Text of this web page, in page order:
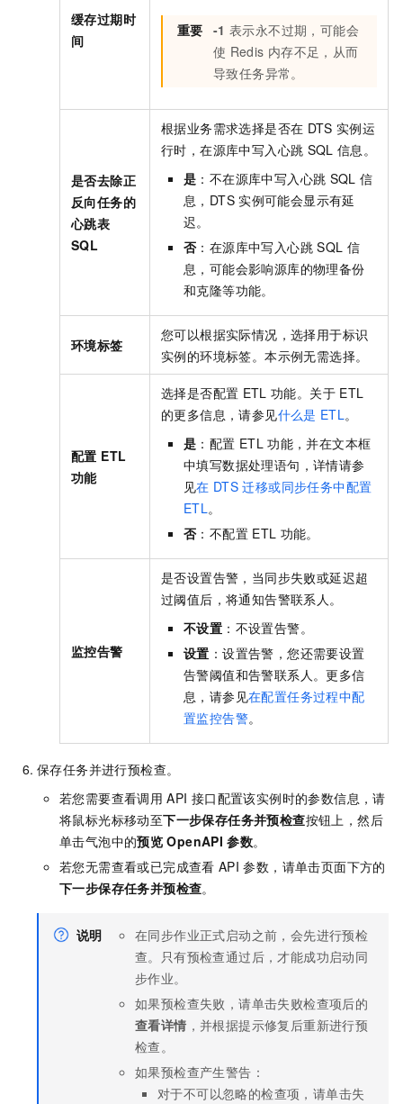
缓存过期时
间
重要 -1 表示永不过期，可能会
使 Redis 内存不足，从而
导致任务异常。
是否去除正
反向任务的
心跳表
SQL
根据业务需求选择是否在 DTS 实例运
行时，在源库中写入心跳 SQL 信息。
是 ：不在源库中写入心跳 SQL 信
息，DTS 实例可能会显示有延
迟。
否：在源库中写入心跳 SQL 信
息，可能会影响源库的物理备份
和克隆等功能。
环境标签
您可以根据实际情况，选择用于标识
实例的环境标签。本示例无需选择。
配置 ETL
功能
选择是否配置 ETL 功能。关于 ETL
的更多信息，请参见什么是 ETL。
是 ：配置 ETL 功能，并在文本框
中填写数据处理语句，详情请参
见在 DTS 迁移或同步任务中配置
ETL。
否：不配置 ETL 功能。
监控告警
是否设置告警，当同步失败或延迟超
过阈值后，将通知告警联系人。
不设置 ：不设置告警。
设置 ：设置告警，您还需要设置
告警阈值和告警联系人 。更多信
息，请参见在配置任务过程中配
置监控告警。
保存任务并进行预检查。
若您需要查看调用 API 接口配置该实例时的参数信息，请
将鼠标光标移动至下一步保存任务并预检查按钮上，然后
单击气泡中的预览 OpenAPI 参数。
若您无需查看或已完成查看 API 参数，请单击页面下方的
下一步保存任务并预检查。
说明
在同步作业正式启动之前，会先进行预检
查。只有预检查通过后，才能成功启动同
步作业。
如果预检查失败，请单击失败检查项后的
查看详情 ，并根据提示修复后重新进行预
检查。
如果预检查产生警告：
对于不可以忽略的检查项，请单击失